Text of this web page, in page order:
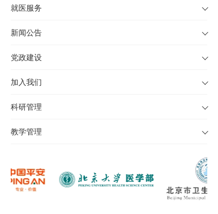
就医服务
新闻公告
党政建设
加入我们
科研管理
教学管理